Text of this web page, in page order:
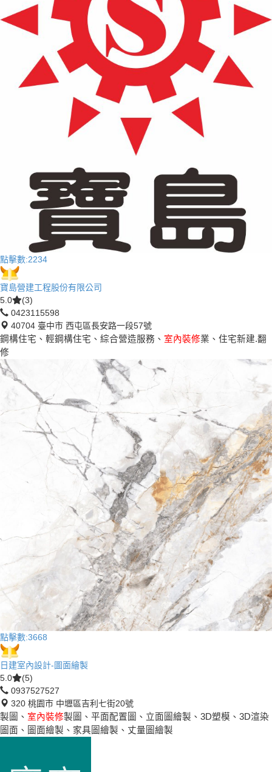
點擊數:2234
寶島營建工程股份有限公司
5.0
(3)
0423115598
40704 臺中市 西屯區長安路一段57號
鋼構住宅、輕鋼構住宅、綜合營造服務、 室內裝修業、住宅新建.翻
修
點擊數:3668
日建室內設計-圖面繪製
5.0
(5)
0937527527
320 桃園市 中壢區吉利七街20號
製圖、 室內裝修製圖、平面配置圖、立面圖繪製、3D塑模、3D渲染
圖面、圖面繪製、家具圖繪製、丈量圖繪製